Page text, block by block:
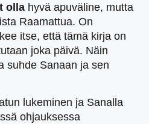
olla hyvä apuväline, mutta
Raamattua. On
itse, että tämä kirja on
joka päivä. Näin
suhde Sanaan ja sen
lukeminen ja Sanalla
ohjauksessa